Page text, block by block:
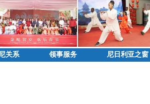
关系 领事服务 尼日利亚之窗